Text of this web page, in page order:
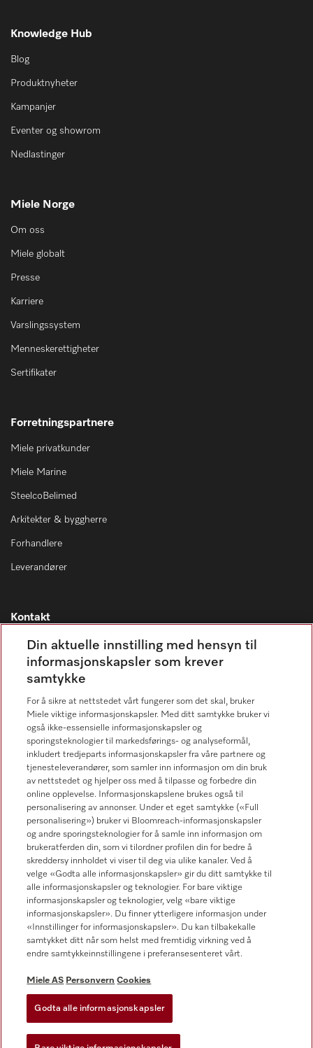
Knowledge Hub
Blog
Produktnyheter
Kampanjer
Eventer og showrom
Nedlastinger
Miele Norge
Om oss
Miele globalt
Presse
Karriere
Varslingssystem
Menneskerettigheter
Sertifikater
Forretningspartnere
Miele privatkunder
Miele Marine
SteelcoBelimed
Arkitekter & byggherre
Forhandlere
Leverandører
Kontakt
Kontaktoversikt
Miele Professional Service
67 17 34 40
Forbrukerkontakt
67 17 31 00
Forhandlersøk
Følg Miele Professional
Personvern
Vilkår for bruk
Din aktuelle innstilling med hensyn til
informasjonskapsler som krever
samtykke
For å sikre at nettstedet vårt fungerer som det skal, bruker
Miele viktige informasjonskapsler. Med ditt samtykke bruker vi
også ikke-essensielle informasjonskapsler og
sporingsteknologier til markedsførings- og analyseformål,
inkludert tredjeparts informasjonskapsler fra våre partnere og
tjenesteleverandører, som samler inn informasjon om din bruk
av nettstedet og hjelper oss med å tilpasse og forbedre din
online opplevelse. Informasjonskapslene brukes også til
personalisering av annonser. Under et eget samtykke («Full
personalisering») bruker vi Bloomreach-informasjonskapsler
og andre sporingsteknologier for å samle inn informasjon om
brukeratferden din, som vi tilordner profilen din for bedre å
skreddersy innholdet vi viser til deg via ulike kanaler. Ved å
velge «Godta alle informasjonskapsler» gir du ditt samtykke til
alle informasjonskapsler og teknologier. For bare viktige
informasjonskapsler og teknologier, velg «bare viktige
informasjonskapsler». Du finner ytterligere informasjon under
«Innstillinger for informasjonskapsler». Du kan tilbakekalle
samtykket ditt når som helst med fremtidig virkning ved å
endre samtykkeinnstillingene i preferansesenteret vårt.
Miele AS Personvern Cookies
Godta alle informasjonskapsler